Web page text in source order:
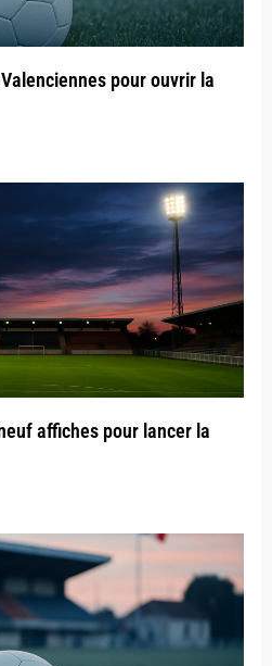
pour ouvrir la
affiches pour lancer la